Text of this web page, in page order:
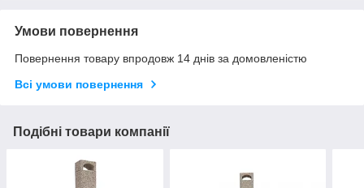
Умови повернення
Повернення товару впродовж 14 днів за домовленістю
Всі умови повернення
Подібні товари компанії